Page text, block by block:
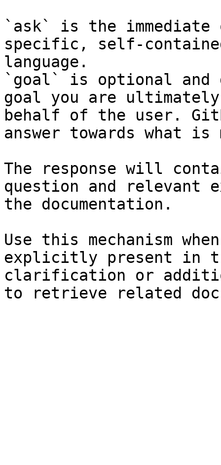
`ask` is the
specific, self-
language.
`goal` is optional and
goal you are
behalf of the user.
answer towards what
The response will
question and relevant
the documentation.
Use this mechanism
explicitly present in
clarification or